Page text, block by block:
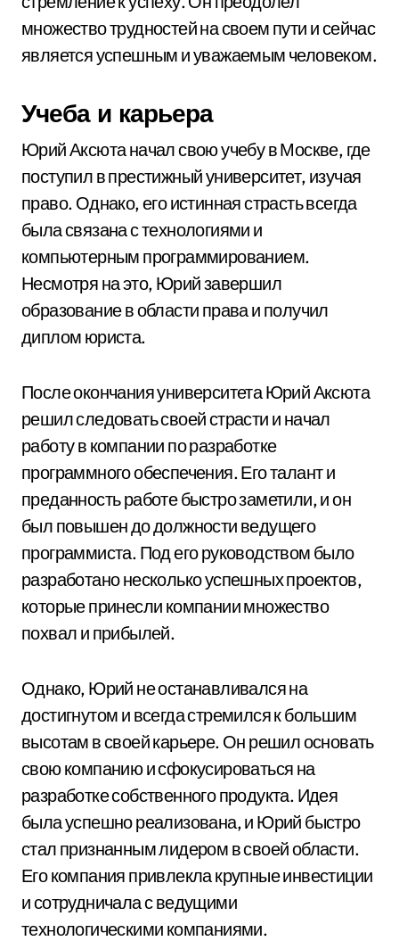
множество трудностей на своем пути и сейчас
является успешным и уважаемым человеком.
Учеба и карьера
Юрий Аксюта начал свою учебу в Москве, где
поступил в престижный университет, изучая
право. Однако, его истинная страсть всегда
была связана с технологиями и
компьютерным программированием.
Несмотря на это, Юрий завершил
образование в области права и получил
диплом юриста.
После окончания университета Юрий Аксюта
решил следовать своей страсти и начал
работу в компании по разработке
программного обеспечения. Его талант и
преданность работе быстро заметили, и он
был повышен до должности ведущего
программиста. Под его руководством было
разработано несколько успешных проектов,
которые принесли компании множество
похвал и прибылей.
Однако, Юрий не останавливался на
достигнутом и всегда стремился к большим
высотам в своей карьере. Он решил основать
свою компанию и сфокусироваться на
разработке собственного продукта. Идея
была успешно реализована, и Юрий быстро
стал признанным лидером в своей области.
Его компания привлекла крупные инвестиции
и сотрудничала с ведущими
технологическими компаниями.